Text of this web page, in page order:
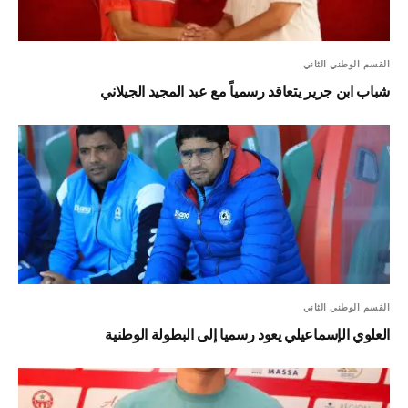
القسم الوطني الثاني
شباب ابن جرير يتعاقد رسمياً مع عبد المجيد الجيلاني
القسم الوطني الثاني
العلوي الإسماعيلي يعود رسميا إلى البطولة الوطنية